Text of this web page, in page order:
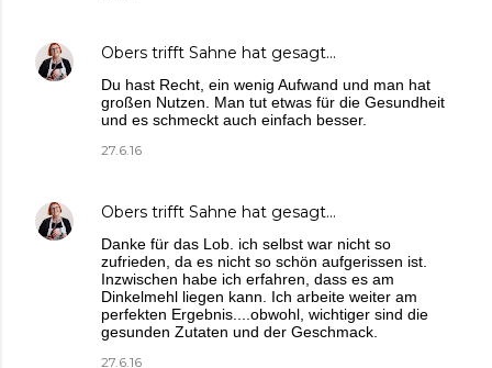
Obers trifft Sahne hat gesagt…
Du hast Recht, ein wenig Aufwand und man hat
großen Nutzen. Man tut etwas für die Gesundheit
und es schmeckt auch einfach besser.
27.6.16
Obers trifft Sahne hat gesagt…
Danke für das Lob. ich selbst war nicht so
zufrieden, da es nicht so schön aufgerissen ist.
Inzwischen habe ich erfahren, dass es am
Dinkelmehl liegen kann. Ich arbeite weiter am
perfekten Ergebnis....obwohl, wichtiger sind die
gesunden Zutaten und der Geschmack.
27.6.16